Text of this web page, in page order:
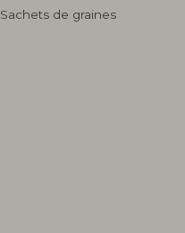
Sachets de graines